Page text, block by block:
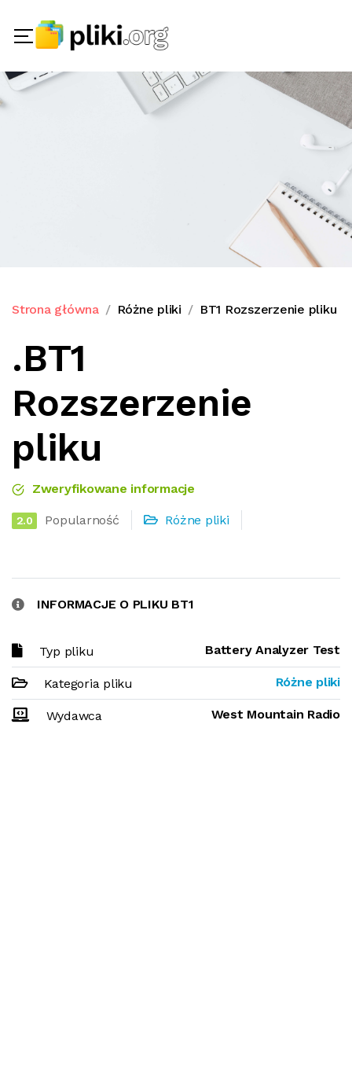
Strona główna Różne pliki BT1 Rozszerzenie pliku
.BT1
Rozszerzenie
pliku
Zweryfikowane informacje
2.0 Popularność Różne pliki
INFORMACJE O PLIKU BT1
Typ pliku Battery Analyzer Test
Kategoria pliku Różne pliki
Wydawca West Mountain Radio